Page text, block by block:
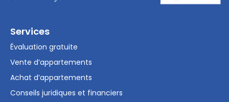
Services
Évaluation gratuite
Vente d’appartements
Achat d’appartements
Conseils juridiques et financiers